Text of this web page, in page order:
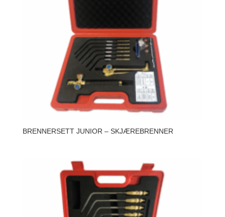
BRENNERSETT JUNIOR – SKJÆREBRENNER